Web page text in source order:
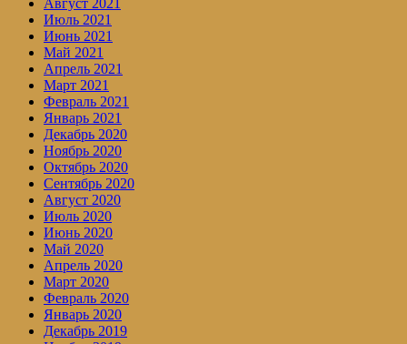
Август 2021
Июль 2021
Июнь 2021
Май 2021
Апрель 2021
Март 2021
Февраль 2021
Январь 2021
Декабрь 2020
Ноябрь 2020
Октябрь 2020
Сентябрь 2020
Август 2020
Июль 2020
Июнь 2020
Май 2020
Апрель 2020
Март 2020
Февраль 2020
Январь 2020
Декабрь 2019